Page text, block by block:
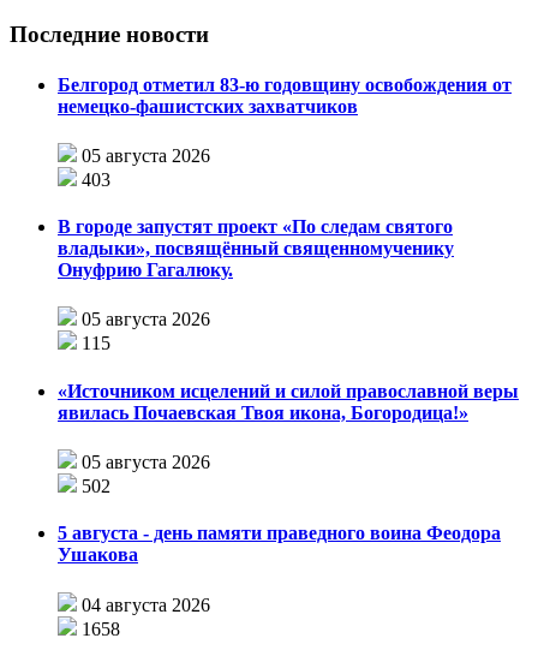
Последние новости
Белгород отметил 83-ю годовщину освобождения от
немецко-фашистских захватчиков
05 августа 2026
403
В городе запустят проект «По следам святого
владыки», посвящённый священномученику
Онуфрию Гагалюку.
05 августа 2026
115
«Источником исцелений и силой православной веры
явилась Почаевская Твоя икона, Богородица!»
05 августа 2026
502
5 августа - день памяти праведного воина Феодора
Ушакова
04 августа 2026
1658